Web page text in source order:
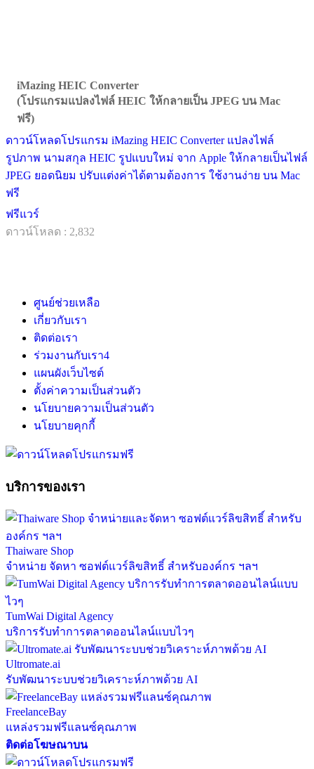
iMazing HEIC Converter
(โปรแกรมแปลงไฟล์ HEIC ให้กลายเป็น JPEG บน Mac
ฟรี)
ดาวน์โหลดโปรแกรม iMazing HEIC Converter แปลงไฟล์
รูปภาพ นามสกุล HEIC รูปแบบใหม่ จาก Apple ให้กลายเป็นไฟล์
JPEG ยอดนิยม ปรับแต่งค่าได้ตามต้องการ ใช้งานง่าย บน Mac
ฟรี
ฟรีแวร์
ดาวน์โหลด : 2,832
ศูนย์ช่วยเหลือ
เกี่ยวกับเรา
ติดต่อเรา
ร่วมงานกับเรา4
แผนผังเว็บไซต์
ตั้งค่าความเป็นส่วนตัว
นโยบายความเป็นส่วนตัว
นโยบายคุกกี้
บริการของเรา
Thaiware Shop
จำหน่าย จัดหา ซอฟต์แวร์ลิขสิทธิ์ สำหรับองค์กร ฯลฯ
TumWai Digital Agency
บริการรับทำการตลาดออนไลน์แบบไวๆ
Ultromate.ai
รับพัฒนาระบบช่วยวิเคราะห์ภาพด้วย AI
FreelanceBay
แหล่งรวมฟรีแลนซ์คุณภาพ
ติดต่อโฆษณาบน